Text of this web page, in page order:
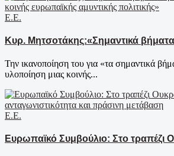
Ε.Ε.
Κυρ. Μητσοτάκης:«Σημαντικά
Την ικανοποίηση του για «τα σημαντικά
υλοποίηση μιας κοινής...
Ε.Ε.
Ευρωπαϊκό Συμβούλιο: Στο τραπέζι